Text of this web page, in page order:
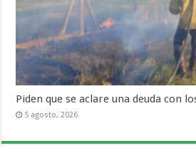
Piden que se aclare una deuda con
5 agosto, 2026